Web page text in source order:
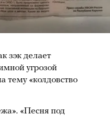
зэк делает
угрозой
тему «колдовство
«Песня под